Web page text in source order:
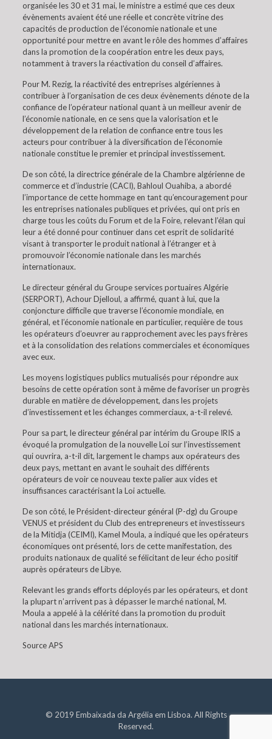
organisée les 30 et 31 mai, le ministre a estimé que ces deux
évènements avaient été une réelle et concrète vitrine des
capacités de production de l’économie nationale et une
opportunité pour mettre en avant le rôle des hommes d’affaires
dans la promotion de la coopération entre les deux pays,
notamment à travers la réactivation du conseil d’affaires.
Pour M. Rezig, la réactivité des entreprises algériennes à
contribuer à l’organisation de ces deux évènements dénote de la
confiance de l’opérateur national quant à un meilleur avenir de
l’économie nationale, en ce sens que la valorisation et le
développement de la relation de confiance entre tous les
acteurs pour contribuer à la diversification de l’économie
nationale constitue le premier et principal investissement.
De son côté, la directrice générale de la Chambre algérienne de
commerce et d’industrie (CACI), Bahloul Ouahiba, a abordé
l’importance de cette hommage en tant qu’encouragement pour
les entreprises nationales publiques et privées, qui ont pris en
charge tous les coûts du Forum et de la Foire, relevant l’élan qui
leur a été donné pour continuer dans cet esprit de solidarité
visant à transporter le produit national à l’étranger et à
promouvoir l’économie nationale dans les marchés
internationaux.
Le directeur général du Groupe services portuaires Algérie
(SERPORT), Achour Djelloul, a affirmé, quant à lui, que la
conjoncture difficile que traverse l’économie mondiale, en
général, et l’économie nationale en particulier, requière de tous
les opérateurs d’oeuvrer au rapprochement avec les pays frères
et à la consolidation des relations commerciales et économiques
avec eux.
Les moyens logistiques publics mutualisés pour répondre aux
besoins de cette opération sont à même de favoriser un progrès
durable en matière de développement, dans les projets
d’investissement et les échanges commerciaux, a-t-il relevé.
Pour sa part, le directeur général par intérim du Groupe IRIS a
évoqué la promulgation de la nouvelle Loi sur l’investissement
qui ouvrira, a-t-il dit, largement le champs aux opérateurs des
deux pays, mettant en avant le souhait des différents
opérateurs de voir ce nouveau texte palier aux vides et
insuffisances caractérisant la Loi actuelle.
De son côté, le Président-directeur général (P-dg) du Groupe
VENUS et président du Club des entrepreneurs et investisseurs
de la Mitidja (CEIMI), Kamel Moula, a indiqué que les opérateurs
économiques ont présenté, lors de cette manifestation, des
produits nationaux de qualité se félicitant de leur écho positif
auprès opérateurs de Libye.
Relevant les grands efforts déployés par les opérateurs, et dont
la plupart n’arrivent pas à dépasser le marché national, M.
Moula a appelé à la célérité dans la promotion du produit
national dans les marchés internationaux.
Source APS
© 2019 Embaixada da Argélia em Lisboa. All Rights
Reserved.